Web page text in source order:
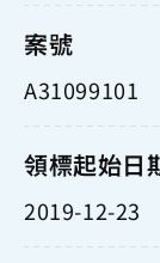
案號
A31099101
領標起始日
2019-12-23